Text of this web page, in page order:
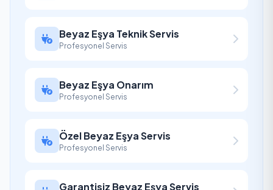
Beyaz Eşya Teknik Servis
Profesyonel Servis
Beyaz Eşya Onarım
Profesyonel Servis
Özel Beyaz Eşya Servis
Profesyonel Servis
Garantisiz Beyaz Eşya Servis